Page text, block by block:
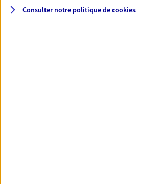
DEMANDER UN DEVIS
Consulter notre politique decookies